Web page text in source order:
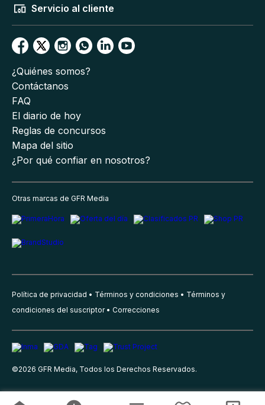
Servicio al cliente
¿Quiénes somos?
Contáctanos
FAQ
El diario de hoy
Reglas de concursos
Mapa del sitio
¿Por qué confiar en nosotros?
Otras marcas de GFR Media
Política de privacidad Términos y condiciones
Términos y
condiciones del suscriptor
Correcciones
©2026 GFR Media, Todos los Derechos Reservados.